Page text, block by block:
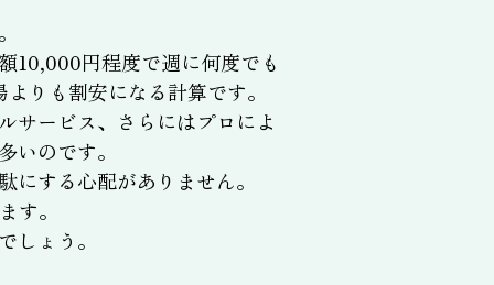
10,000円程度で週に何度でも
りも割安になる計算です。
サービス、さらにはプロによ
のです。
する心配がありません。
す。
しょう。